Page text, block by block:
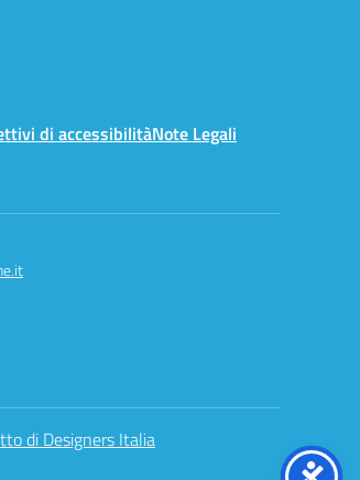
di accessibilitàNote Legali
di Designers Italia